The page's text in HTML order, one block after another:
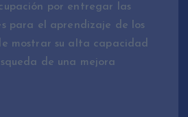
por entregar las
para el aprendizaje de los
mostrar su alta capacidad
de una mejora